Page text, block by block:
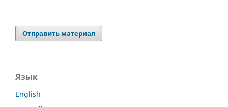
Отправить материал
Язык
English